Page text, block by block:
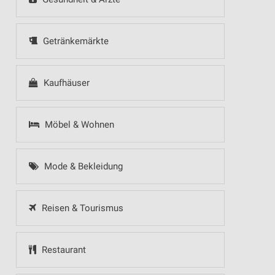
Getränkemärkte
Kaufhäuser
Möbel & Wohnen
Mode & Bekleidung
Reisen & Tourismus
Restaurant